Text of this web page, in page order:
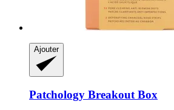
Ajouter
Patchology Breakout Box